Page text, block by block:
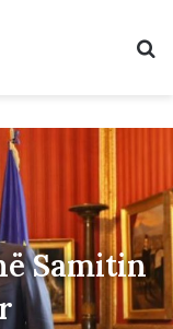
Samitin